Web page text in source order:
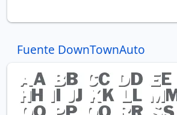
Fuente DownTownAuto